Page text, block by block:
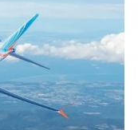
كل الأقسام
أبناء الديرة
الفرجان